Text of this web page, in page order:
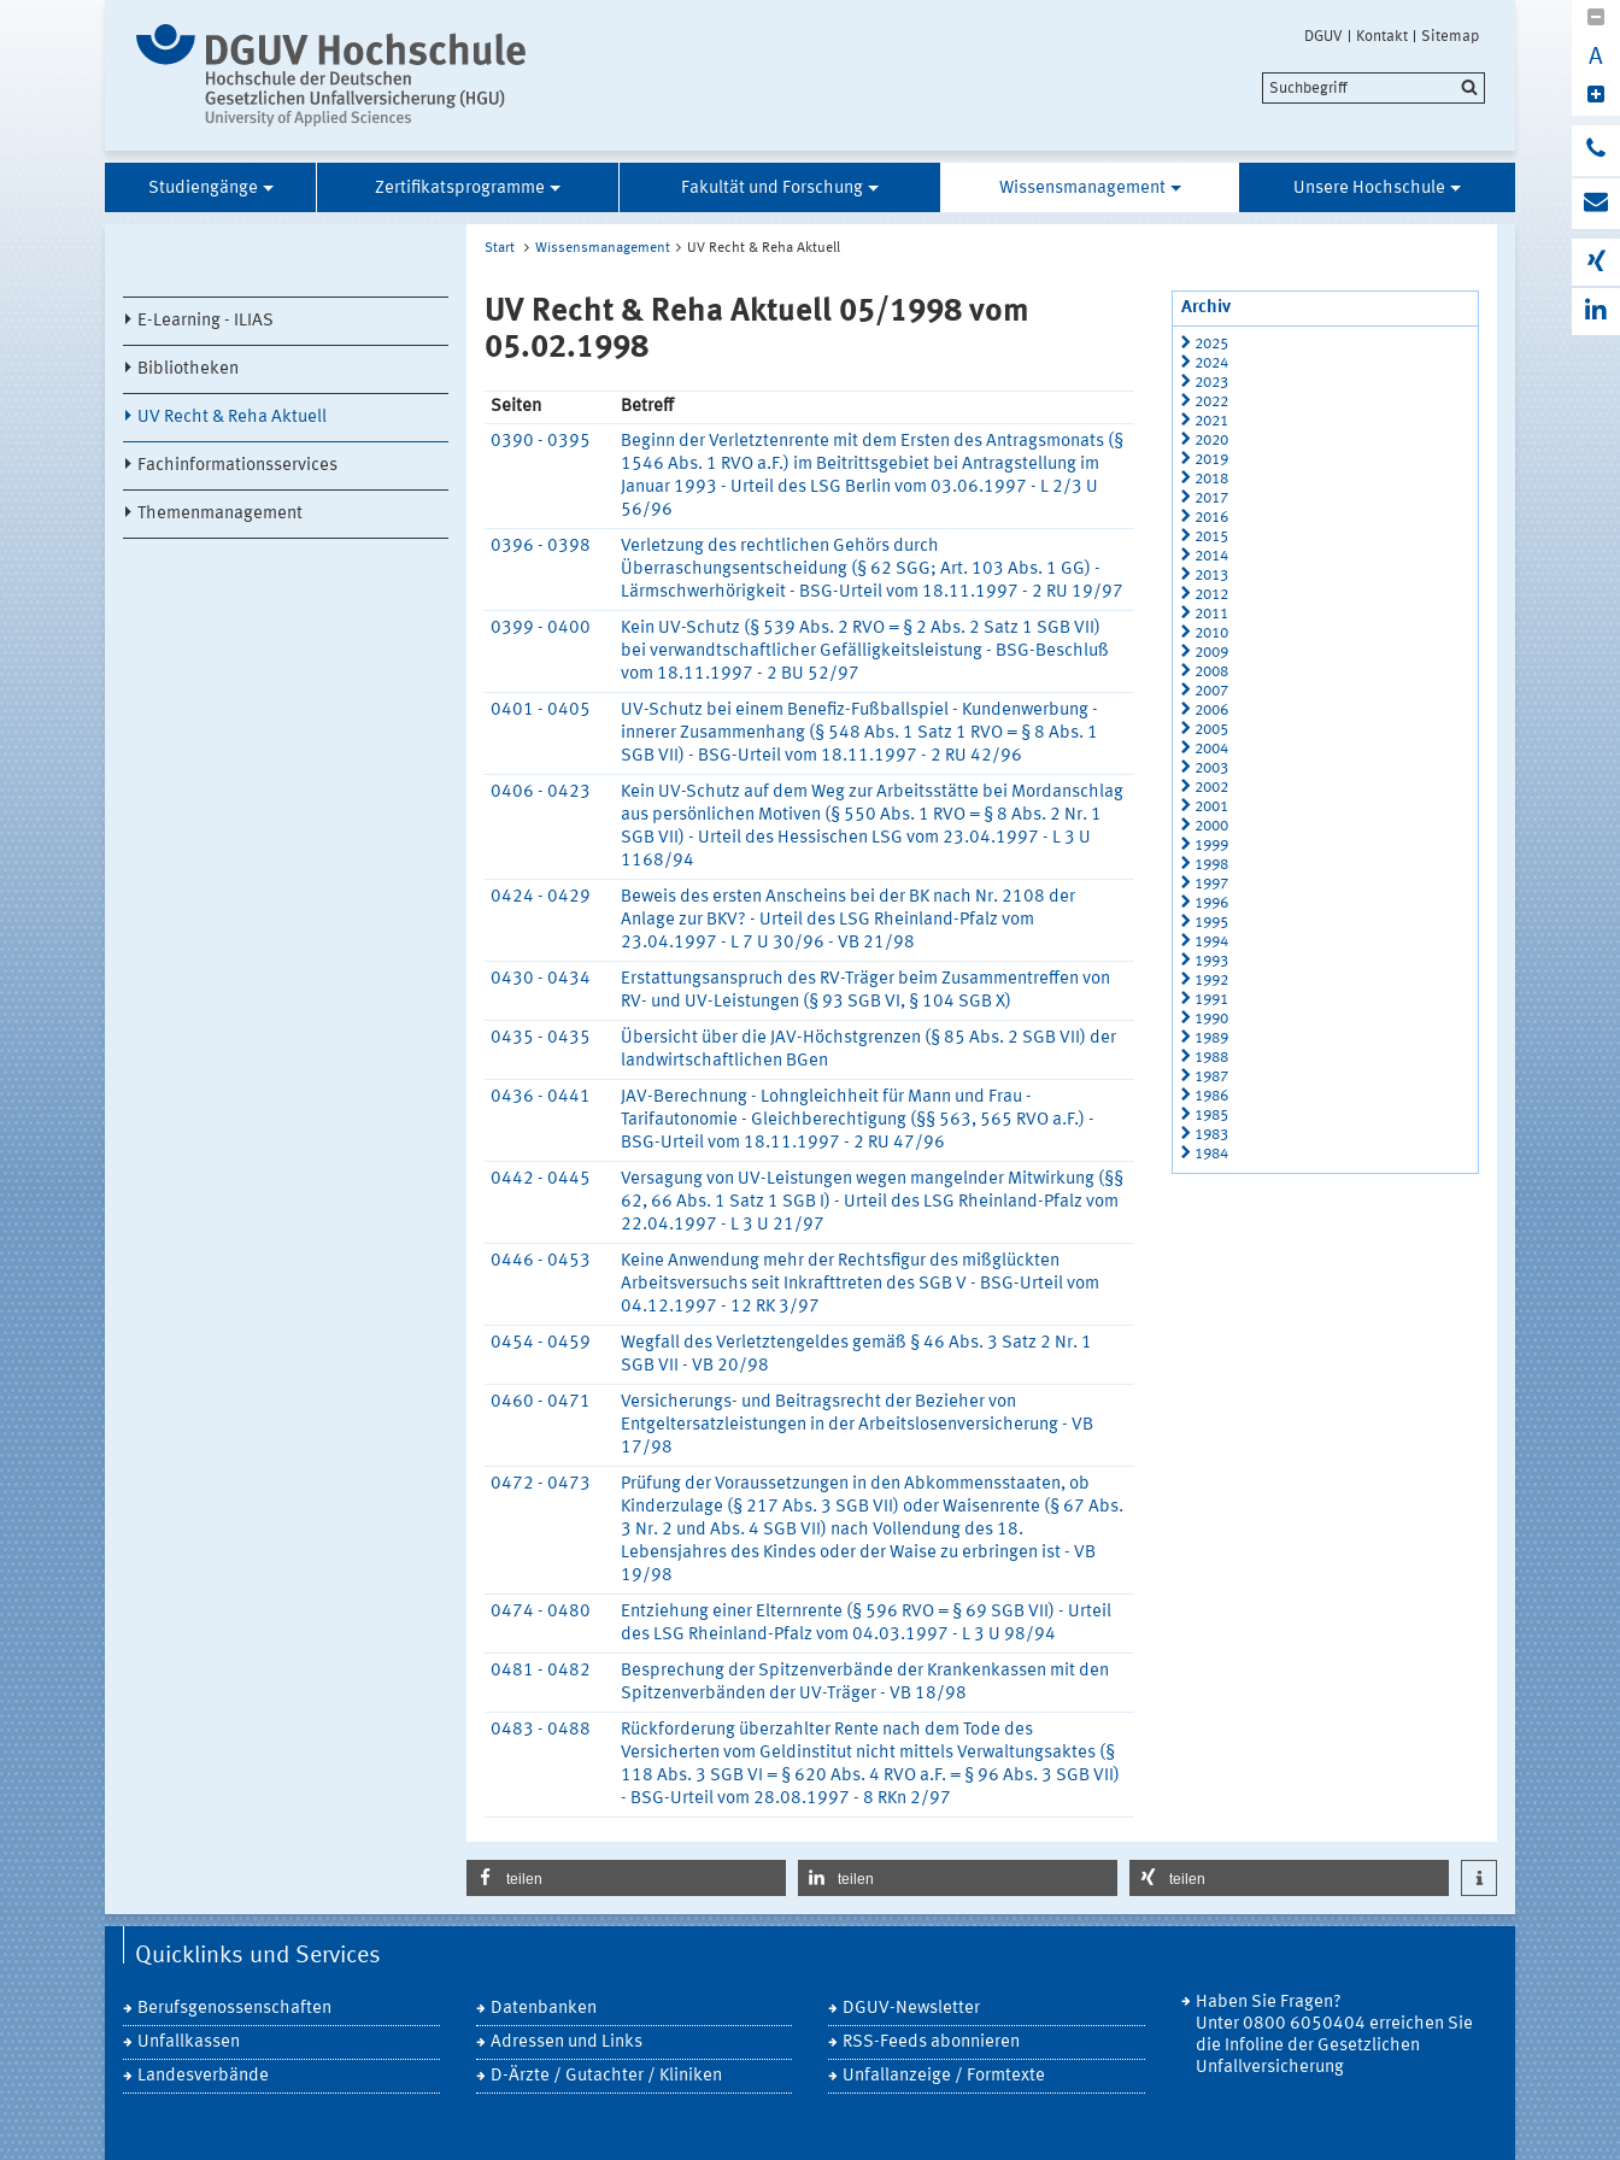
DGUV Kontakt Sitemap
A
Studiengänge Zertifikatsprogramme Fakultät und Forschung Wissensmanagement Unsere Hochschule
E-Learning - ILIAS
Bibliotheken
UV Recht & Reha Aktuell
Fachinformationsservices
Themenmanagement
Start Wissensmanagement UV Recht & Reha Aktuell
UV Recht & Reha Aktuell 05/1998 vom
05.02.1998
Seiten
Betreff
0390 - 0395
Beginn der Verletztenrente mit dem Ersten des Antragsmonats (§
1546 Abs. 1 RVO a.F.) im Beitrittsgebiet bei Antragstellung im
Januar 1993 - Urteil des LSG Berlin vom 03.06.1997 - L 2/3 U
56/96
0396 - 0398
Verletzung des rechtlichen Gehörs durch
Überraschungsentscheidung (§ 62 SGG; Art. 103 Abs. 1 GG) -
Lärmschwerhörigkeit - BSG-Urteil vom 18.11.1997 - 2 RU 19/97
0399 - 0400
Kein UV-Schutz (§ 539 Abs. 2 RVO = § 2 Abs. 2 Satz 1 SGB VII)
bei verwandtschaftlicher Gefälligkeitsleistung - BSG-Beschluß
vom 18.11.1997 - 2 BU 52/97
0401 - 0405
UV-Schutz bei einem Benefiz-Fußballspiel - Kundenwerbung -
innerer Zusammenhang (§ 548 Abs. 1 Satz 1 RVO = § 8 Abs. 1
SGB VII) - BSG-Urteil vom 18.11.1997 - 2 RU 42/96
0406 - 0423
Kein UV-Schutz auf dem Weg zur Arbeitsstätte bei Mordanschlag
aus persönlichen Motiven (§ 550 Abs. 1 RVO = § 8 Abs. 2 Nr. 1
SGB VII) - Urteil des Hessischen LSG vom 23.04.1997 - L 3 U
1168/94
0424 - 0429
Beweis des ersten Anscheins bei der BK nach Nr. 2108 der
Anlage zur BKV? - Urteil des LSG Rheinland-Pfalz vom
23.04.1997 - L 7 U 30/96 - VB 21/98
0430 - 0434
Erstattungsanspruch des RV-Träger beim Zusammentreffen von
RV- und UV-Leistungen (§ 93 SGB VI, § 104 SGB X)
0435 - 0435
Übersicht über die JAV-Höchstgrenzen (§ 85 Abs. 2 SGB VII) der
landwirtschaftlichen BGen
0436 - 0441
JAV-Berechnung - Lohngleichheit für Mann und Frau -
Tarifautonomie - Gleichberechtigung (§§ 563, 565 RVO a.F.) -
BSG-Urteil vom 18.11.1997 - 2 RU 47/96
0442 - 0445
Versagung von UV-Leistungen wegen mangelnder Mitwirkung (§§
62, 66 Abs. 1 Satz 1 SGB I) - Urteil des LSG Rheinland-Pfalz vom
22.04.1997 - L 3 U 21/97
0446 - 0453
Keine Anwendung mehr der Rechtsfigur des mißglückten
Arbeitsversuchs seit Inkrafttreten des SGB V - BSG-Urteil vom
04.12.1997 - 12 RK 3/97
0454 - 0459
Wegfall des Verletztengeldes gemäß § 46 Abs. 3 Satz 2 Nr. 1
SGB VII - VB 20/98
0460 - 0471
Versicherungs- und Beitragsrecht der Bezieher von
Entgeltersatzleistungen in der Arbeitslosenversicherung - VB
17/98
0472 - 0473
Prüfung der Voraussetzungen in den Abkommensstaaten, ob
Kinderzulage (§ 217 Abs. 3 SGB VII) oder Waisenrente (§ 67 Abs.
3 Nr. 2 und Abs. 4 SGB VII) nach Vollendung des 18.
Lebensjahres des Kindes oder der Waise zu erbringen ist - VB
19/98
0474 - 0480
Entziehung einer Elternrente (§ 596 RVO = § 69 SGB VII) - Urteil
des LSG Rheinland-Pfalz vom 04.03.1997 - L 3 U 98/94
0481 - 0482
Besprechung der Spitzenverbände der Krankenkassen mit den
Spitzenverbänden der UV-Träger - VB 18/98
0483 - 0488
Rückforderung überzahlter Rente nach dem Tode des
Versicherten vom Geldinstitut nicht mittels Verwaltungsaktes (§
118 Abs. 3 SGB VI = § 620 Abs. 4 RVO a.F. = § 96 Abs. 3 SGB VII)
- BSG-Urteil vom 28.08.1997 - 8 RKn 2/97
Archiv
2025
2024
2023
2022
2021
2020
2019
2018
2017
2016
2015
2014
2013
2012
2011
2010
2009
2008
2007
2006
2005
2004
2003
2002
2001
2000
1999
1998
1997
1996
1995
1994
1993
1992
1991
1990
1989
1988
1987
1986
1985
1983
1984
teilen teilen teilen
Quicklinks und Services
Berufsgenossenschaften
Unfallkassen
Landesverbände
Datenbanken
Adressen und Links
D-Ärzte / Gutachter / Kliniken
DGUV-Newsletter
RSS-Feeds abonnieren
Unfallanzeige / Formtexte
Haben Sie Fragen?
Unter 0800 6050404 erreichen Sie
die Infoline der Gesetzlichen
Unfallversicherung